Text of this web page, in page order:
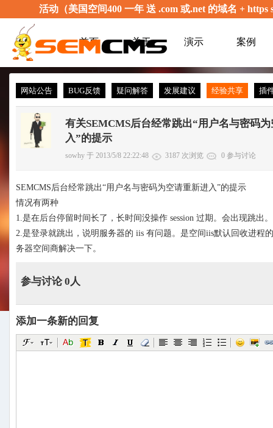
活动（美国空间400 一年 送 .com 或.net 的域名 +
首页 关于 演示 案例
网站公告 BUG反馈 疑问解答 发展建议 经验共享 插
有关SEMCMS后台经常跳出“用户名与密码
入”的提示
sowhy 于 2013/5/8 22:22:48 3187 次浏览 0 参与讨论
SEMCMS后台经常跳出“用户名与密码为空请重新进入”的提示
情况有两种
1.是在后台停留时间长了，长时间没操作 session 过期。会出现跳出。
2.是登录就跳出，说明服务器的 iis 有问题。是空间iis默认回收进程
务器空间商解决一下。
参与讨论 0人
添加一条新的回复